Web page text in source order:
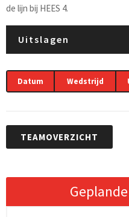
de lijn bij HEES 4.
Uitslagen
Datum Wedstrijd
TEAMOVERZICHT